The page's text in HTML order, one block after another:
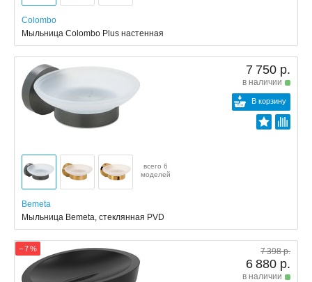
Colombo
Мыльница Colombo Plus настенная
7 750 р.
в наличии
В корзину
всего 6
моделей
Bemeta
Мыльница Bemeta, стеклянная PVD
− 7 % 7 398 р.
6 880 р.
в наличии